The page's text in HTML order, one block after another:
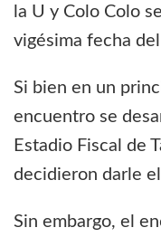
la U y Colo Colo
vigésima fecha
Si bien en un
encuentro se
Estadio Fiscal de
decidieron darle
Sin embargo, el